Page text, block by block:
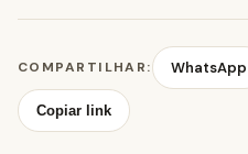
COMPARTILHAR: WhatsApp
Copiar link